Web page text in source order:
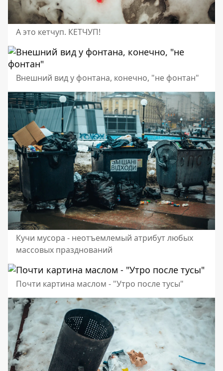
А это кетчуп. КЕТЧУП!
Внешний вид у фонтана, конечно, "не фонтан"
Кучи мусора - неотъемлемый атрибут любых
массовых празднований
Почти картина маслом - "Утро после тусы"